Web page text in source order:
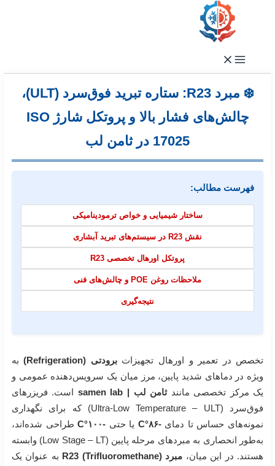
❄️ مبرد R23: ستاره تبرید فوق‌سرد (ULT)،
چالش‌های فشار بالا و پروتکل شارژ ISO
17025 در ثامن لب
فهرست مطالب:
ساختار شیمیایی و خواص ترمودینامیکی
نقش R23 در سیستم‌های تبرید آبشاری
پروتکل اورهال تخصصی R23
ملاحظات روغن POE و چالش‌های فنی
نتیجه‌گیری
تخصص در تعمیر و اورهال تجهیزاتبرودتی (Refrigeration)
به
ویژه در دماهای شدید پایین، مرز میان یک سرویس‌دهنده عمومی و
یک مرکز تخصصی مانندثامن لب | samen lab
است. فریزرهای
فوق‌سرد (Ultra-Low Temperature – ULT) که برای نگهداری
نمونه‌های حساس تا دمای-۸۶°C یا حتی -۱۰۰°C
طراحی شده‌اند،
به‌طور انحصاری به مبردهای مرحله پایین (Low Stage – LT) وابسته
هستند. در این میان، مبرد R23 (Trifluoromethane)
به عنوان یک